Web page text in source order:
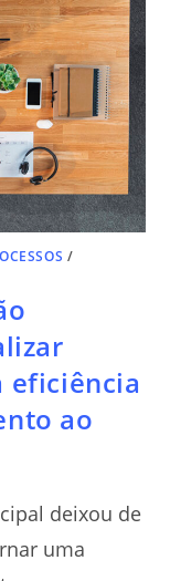
/
eficiência
ao
deixou de
uma